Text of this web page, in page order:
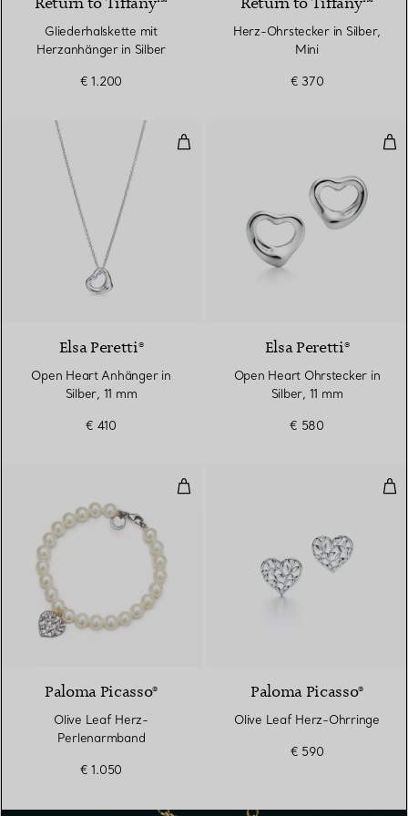
Gliederhalskette mit
Herzanhänger in Silber
€ 1.200
Herz-Ohrstecker in Silber,
Mini
€ 370
Open Heart Anhänger in Silber,
Elsa Peretti®
Open Heart Anhänger in
Silber, 11 mm
€ 410
Elsa Peretti®
Open Heart Ohrstecker in
Silber, 11 mm
€ 580
Olive Leaf Herz-Perlenarmband
Paloma Picasso®
Olive Leaf Herz-
Perlenarmband
€ 1.050
Paloma Picasso®
Olive Leaf Herz-Ohrringe
€ 590